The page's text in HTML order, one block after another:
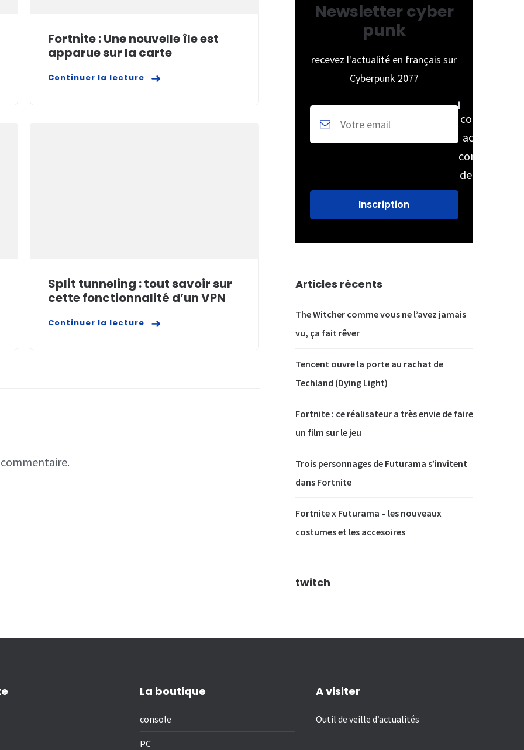
Fortnite : Une nouvelle île est
apparue sur la carte
Continuer la lecture
Split tunneling : tout savoir sur
cette fonctionnalité d’un VPN
Continuer la lecture
Newsletter cyber
punk
recevez l'actualité en français sur
Cyberpunk 2077
cochez pour
accepter la
conservation
des données
Articles récents
The Witcher comme vous ne l’avez jamais
vu, ça fait rêver
Tencent ouvre la porte au rachat de
Techland (Dying Light)
Fortnite : ce réalisateur a très envie de faire
un film sur le jeu
Trois personnages de Futurama s’invitent
dans Fortnite
Fortnite x Futurama – les nouveaux
costumes et les accesoires
twitch
La boutique
console
PC
A visiter
Outil de veille d’actualités